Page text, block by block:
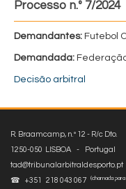
Processo n.º 7/2024
Demandantes: Futebol
Demandada:
Decisão arbitral
R. Braamcamp, n.º 12 - R/c Dto.
1250-050 LISBOA - Portugal
tad@tribunalarbitraldesporto.pt
☎ +351 218 043 067
(chamada